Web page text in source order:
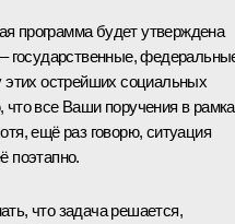
программа будет утверждена
государственные,
этих острейших социальных
все Ваши поручения в
ещё раз говорю, ситуация
поэтапно.
что задача решается,